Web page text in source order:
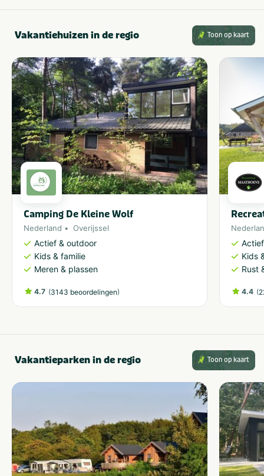
Vakantiehuizen in de regio Toon op kaart
Camping De Kleine Wolf
Nederland Overijssel
Actief & outdoor
Kids & familie
Meren & plassen
4.7 (3143 beoordelingen)
Kids
Rust
4.4 (
Vakantieparken in de regio Toon op kaart